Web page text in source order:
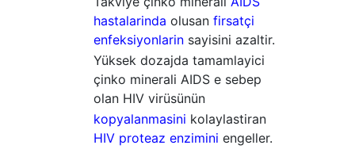
hastalarinda olusan firsatçi
enfeksiyonlarin sayisini azaltir.
Yüksek dozajda tamamlayici
çinko minerali AIDS e sebep
olan HIV virüsünün
kopyalanmasini kolaylastiran
HIV proteaz enzimini engeller.